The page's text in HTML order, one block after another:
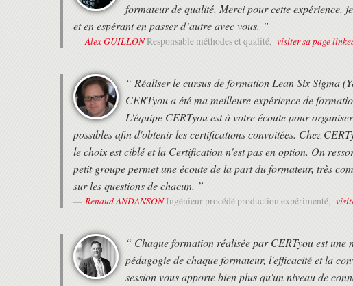
formateur de qualité. Merci pour cette expérience,
et en espérant en passer d’autre avec vous. ”
Alex GUILLONResponsable méthodes et qualité, visiter sa page
“ Réaliser le cursus de formation Lean Six Sigma
CERTyou a été ma meilleure expérience de
L'équipe CERTyou est à votre écoute pour
possibles afin d'obtenir les certifications convoitées. Chez
le choix est ciblé et la Certification n'est pas en option. On
petit groupe permet une écoute de la part du formateur, très
sur les questions de chacun. ”
Renaud ANDANSON Ingénieur procédé production expérimenté,
“ Chaque formation réalisée par CERTyou est
pédagogie de chaque formateur, l'efficacité et la
session vous apporte bien plus qu'un niveau de